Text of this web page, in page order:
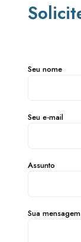
Seu nome
Seu e-mail
Assunto
Sua